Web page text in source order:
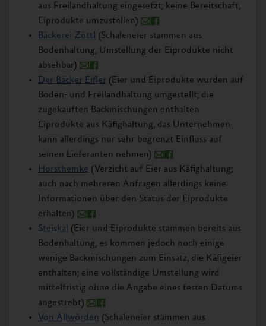
aus Freilandhaltung eingesetzt; keine Bereitschaft,
Eiprodukte umzustellen)
Bäckerei Zöttl
(Schaleneier stammen aus
Bodenhaltung, Umstellung der Eiprodukte nicht
absehbar)
Der Bäcker Eifler (Eier und Eiprodukte wurden auf
Boden- und Freilandhaltung umgestellt; die
zugekauften Backmischungen enthalten
Eiprodukte aus Käfighaltung, das Unternehmen
kann allerdings nur sehr begrenzt Einfluss auf
seinen Lieferanten nehmen)
Horsthemke (Verzicht auf Eier aus Käfighaltung;
auch nach mehreren Anfragen allerdings keine
Informationen über den Status der Eiprodukte
erhalten)
Steiskal
(Eier und Eiprodukte stammen bereits aus
Bodenhaltung, es kommen jedoch noch einige
wenige Backmischungen zum Einsatz, die Käfigeier
enthalten; eine vollständige Umstellung wird
mittelfristig ohne die Angabe eines festen Datums
angestrebt)
Von Allwörden (Schaleneier stammen aus